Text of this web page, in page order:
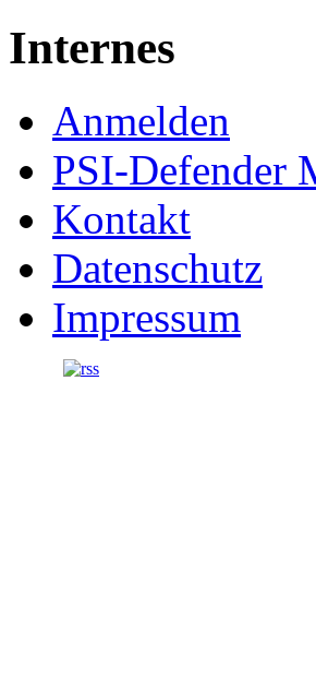
Internes
Anmelden
PSI-Defender
Kontakt
Datenschutz
Impressum